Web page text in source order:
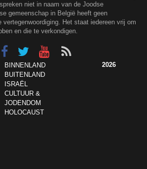
niet in naam van de Joodse
gemeenschap in België heeft geen
vertegenwoordiging. Het staat iedereen vrij om
en die te verkondigen.
BINNENLAND
BUITENLAND
ISRAËL
CULTUUR &
JODENDOM
HOLOCAUST
2026